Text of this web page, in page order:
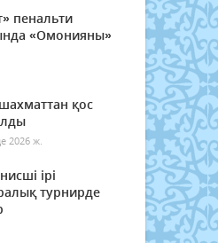
пенальти
«Омонияны»
қос
2026 ж.
ірі
турнирде